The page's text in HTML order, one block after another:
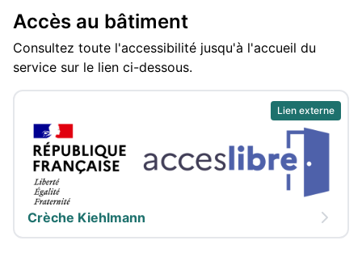
Accès au bâtiment
Consultez toute l'accessibilité jusqu'à l'accueil du
service sur le lien ci-dessous.
Lien externe
Crèche Kiehlmann